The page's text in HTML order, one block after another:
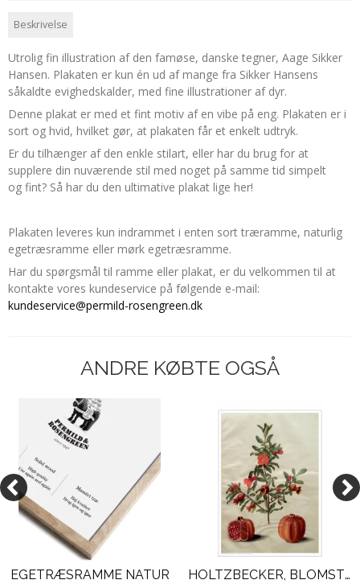
Beskrivelse
Utrolig fin illustration af den famøse, danske tegner, Aage Sikker
Hansen. Plakaten er kun én ud af mange fra Sikker Hansens
såkaldte evighedskalder, med fine illustrationer af dyr.
Denne plakat er med et fint motiv af en vibe på eng. Plakaten er i
sort og hvid, hvilket gør, at plakaten får et enkelt udtryk.
Er du tilhænger af den enkle stilart, eller har du brug for at
supplere din nuværende stil med noget på samme tid simpelt
og fint? Så har du den ultimative plakat lige her!
Plakaten leveres kun indrammet i enten sort træramme, naturlig
egetræsramme eller mørk egetræsramme.
Har du spørgsmål til ramme eller plakat, er du velkommen til at
kontakte vores kundeservice på følgende e-mail:
kundeservice@permild-rosengreen.dk
ANDRE KØBTE OGSÅ
EGETRÆSRAMME NATUR
HOLTZBECKER, BLOMSTERMOTIV 17